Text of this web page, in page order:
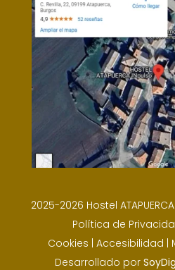
2025-2026 Hostel
Política de
Cookies | Accesibilidad |
Desarrollado por